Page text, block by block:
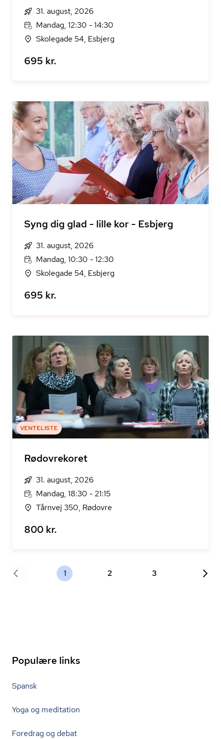
31. august, 2026
Mandag, 12:30 - 14:30
Skolegade 54, Esbjerg
695 kr.
Syng dig glad - lille kor - Esbjerg
31. august, 2026
Mandag, 10:30 - 12:30
Skolegade 54, Esbjerg
695 kr.
VENTELISTE
Rødovrekoret
31. august, 2026
Mandag, 18:30 - 21:15
Tårnvej 350, Rødovre
800 kr.
1 2 3
Populære links
Spansk
Yoga og meditation
Foredrag og debat